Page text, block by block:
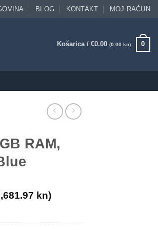
BLOG KONTAKT MOJ RAČUN
Košarica / €0.00 (0.00 kn) 0
RAM,
kn)